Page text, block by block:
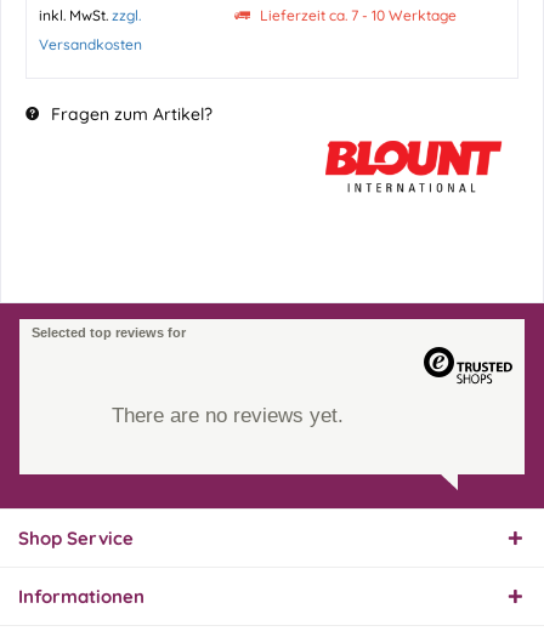
inkl. MwSt. zzgl.
Versandkosten
Lieferzeit ca. 7 - 10 Werktage
Fragen zum Artikel?
Selected top reviews for
There are no reviews yet.
Shop Service
Informationen